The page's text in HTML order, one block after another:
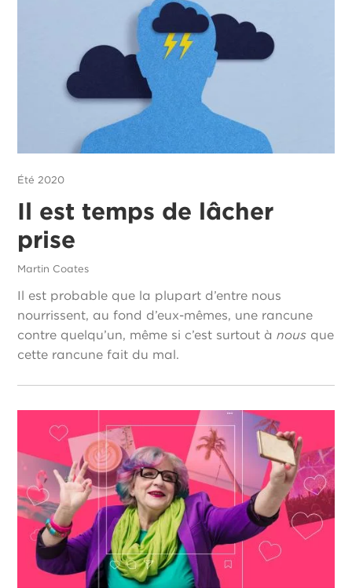
Été 2020
Il est temps de lâcher
prise
Martin Coates
Il est probable que la plupart d’entre nous
nourrissent, au fond d’eux-mêmes, une rancune
contre quelqu’un, même si c’est surtout ànous que
cette rancune fait du mal.